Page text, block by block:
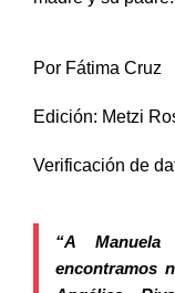
madre y su padre.
Verificación de
“A
encontramos